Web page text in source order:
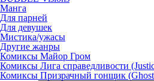
Манга
Для парней
Для девушек
Мистика/ужасы
Другие жанры
Комиксы Майор Гром
Комиксы Лига справедливости
Комиксы Призрачный гонщик